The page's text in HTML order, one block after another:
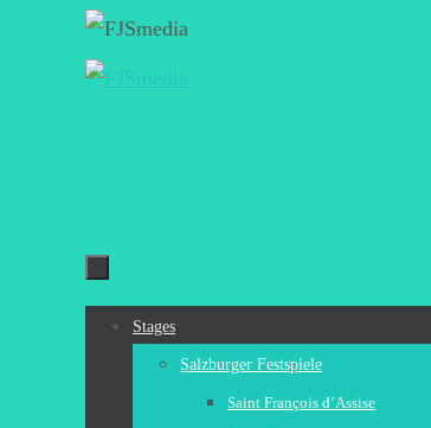
Zum
Stages
Salzburger Festspiele
Saint François d’Assise